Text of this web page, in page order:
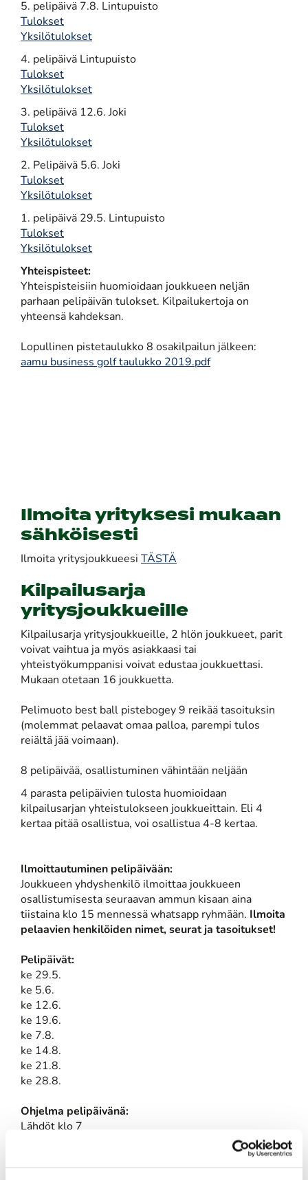
5. pelipäivä 7.8. Lintupuisto
Tulokset
Yksilötulokset
4. pelipäivä Lintupuisto
Tulokset
Yksilötulokset
3. pelipäivä 12.6. Joki
Tulokset
Yksilötulokset
2. Pelipäivä 5.6. Joki
Tulokset
Yksilötulokset
1. pelipäivä 29.5. Lintupuisto
Tulokset
Yksilötulokset
Yhteispisteet:
Yhteispisteisiin huomioidaan joukkueen neljän
parhaan pelipäivän tulokset. Kilpailukertoja on
yhteensä kahdeksan.
Lopullinen pistetaulukko 8 osakilpailun jälkeen:
aamu business golf taulukko 2019.pdf
Ilmoita yrityksesi mukaan
sähköisesti
Ilmoita yritysjoukkueesi TÄSTÄ
Kilpailusarja
yritysjoukkueille
Kilpailusarja yritysjoukkueille, 2 hlön joukkueet, parit
voivat vaihtua ja myös asiakkaasi tai
yhteistyökumppanisi voivat edustaa joukkuettasi.
Mukaan otetaan 16 joukkuetta.
Pelimuoto best ball pistebogey 9 reikää tasoituksin
(molemmat pelaavat omaa palloa, parempi tulos
reiältä jää voimaan).
8 pelipäivää, osallistuminen vähintään neljään
4 parasta pelipäivien tulosta huomioidaan
kilpailusarjan yhteistulokseen joukkueittain. Eli 4
kertaa pitää osallistua, voi osallistua 4-8 kertaa.
Ilmoittautuminen pelipäivään:
Joukkueen yhdyshenkilö ilmoittaa joukkueen
osallistumisesta seuraavan ammun kisaan aina
tiistaina klo 15 mennessä whatsapp ryhmään. Ilmoita
pelaavien henkilöiden nimet, seurat ja tasoitukset!
Pelipäivät:
ke 29.5.
ke 5.6.
ke 12.6.
ke 19.6.
ke 7.8.
ke 14.8.
ke 21.8.
ke 28.8.
Ohjelma pelipäivänä:
Lähdöt klo 7